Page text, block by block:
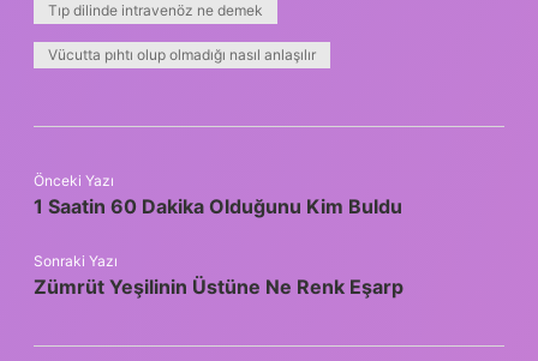
Tıp dilinde intravenöz ne demek
Vücutta pıhtı olup olmadığı nasıl anlaşılır
Önceki Yazı
1 Saatin 60 Dakika Olduğunu Kim Buldu
Sonraki Yazı
Zümrüt Yeşilinin Üstüne Ne Renk Eşarp